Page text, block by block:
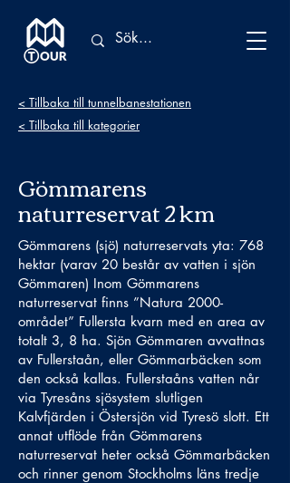
< Tillbaka till tunnelbanestationen
< Tillbaka till kategorier
Gömmarens
naturreservat 2 km
Gömmarens (sjö) naturreservats yta: 768
hektar (varav 20 består av vatten i sjön
Gömmaren) Inom Gömmarens
naturreservat finns ”Natura 2000-
området” Fullersta kvarn med en area av
totalt 3, 8 ha. Sjön Gömmaren avvattnas
av Fullerstaån, eller Gömmarbäcken som
den också kallas. Fullerstaåns vatten når
via Tyresåns sjösystem slutligen
Kalvfjärden i Östersjön vid Tyresö slott. Ett
annat utflöde från Gömmarens
naturreservat heter också Gömmarbäcken
och rinner genom Stockholms läns tredje